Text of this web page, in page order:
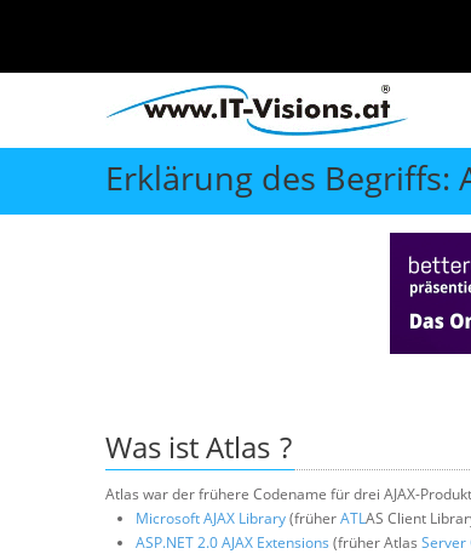
Erklärung des Begriffs:
Was istAtlas ?
Atlas war der frühere Codename für drei AJAX-
Microsoft AJAX Library(früherATLAS Client
ASP.NET 2.0 AJAX Extensions (früher Atlas Server